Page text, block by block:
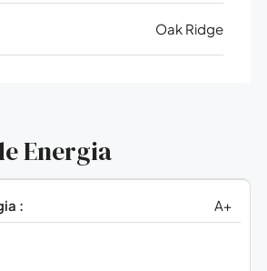
Oak Ridge
Energia
: A+